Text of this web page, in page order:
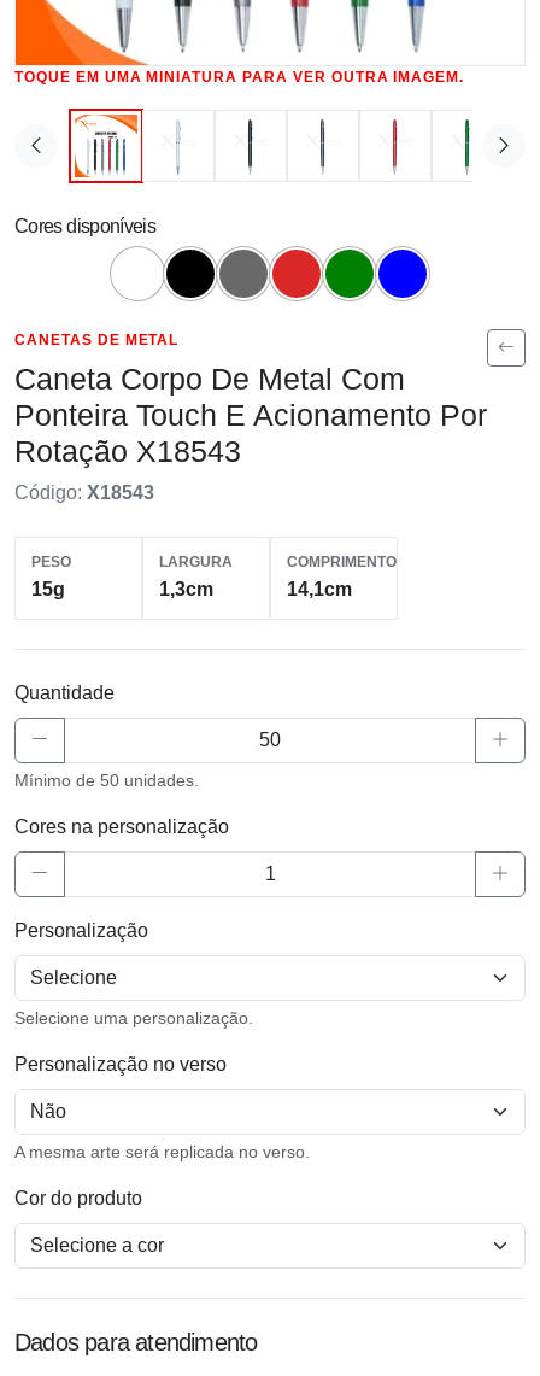
TOQUE EM UMA MINIATURA PARA VER OUTRA IMAGEM.
Cores disponíveis
CANETAS DE METAL
Caneta Corpo De Metal Com
Ponteira Touch E Acionamento Por
Rotação X18543
Código: X18543
PESO
15g
LARGURA
1,3cm
COMPRIMENTO
14,1cm
Quantidade
Mínimo de 50 unidades.
Cores na personalização
Personalização
Selecione uma personalização.
Personalização no verso
A mesma arte será replicada no verso.
Cor do produto
Dados para atendimento